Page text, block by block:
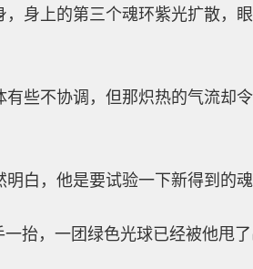
身上的第三个魂环紫光扩散，
些不协调，但那炽热的气流却
白，他是要试验一下新得到的魂
抬，一团绿色光球已经被他甩了